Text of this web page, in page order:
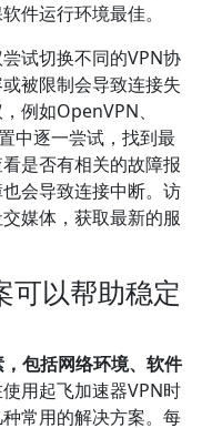
件运行环境最佳。
试切换不同的VPN协
被限制会导致连接失
例如OpenVPN、
中逐一尝试，找到最
是否有相关的故障报
会导致连接中断。访
媒体，获取最新的服
可以帮助稳定
包括网络环境、软件
用起飞加速器VPN时
常用的解决方案。每